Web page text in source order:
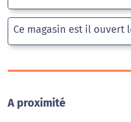
Ce magasin est il ouvert
A proximité